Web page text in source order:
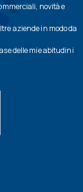
novità e
aziende in modo da
delle mie abitudini